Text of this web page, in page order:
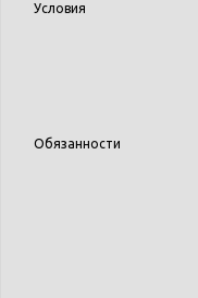
Условия
Обязанности